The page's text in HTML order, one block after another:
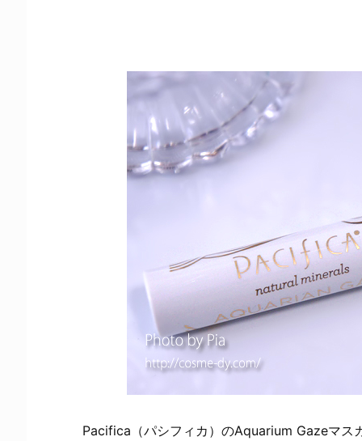
Pacifica（パシフィカ）のAquarium Gazeマス